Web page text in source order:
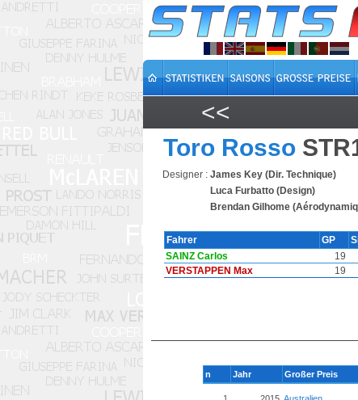
<<
Toro Rosso
Designer : James Key (Dir. Technique)
Luca Furbatto (Design)
Brendan Gilhome
Fahrer GP
SAINZ Carlos
19
VERSTAPPEN Max
19
n Jahr Großer Preis